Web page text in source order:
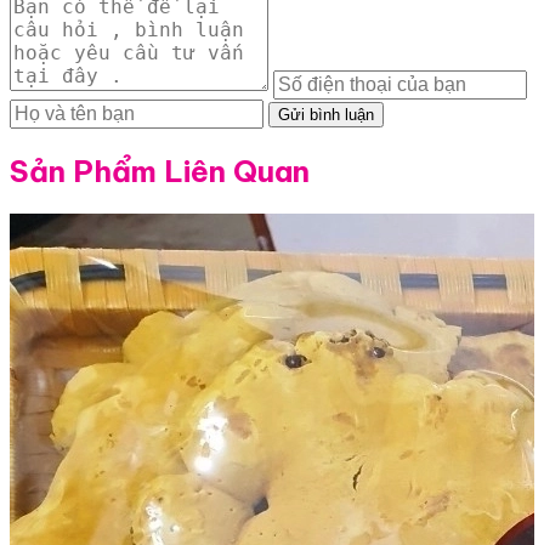
Gửi bình luận
Sản Phẩm Liên Quan